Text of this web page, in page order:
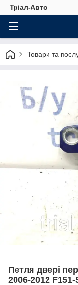
Тріал-Авто
Товари та
Петля двері
2006-2012